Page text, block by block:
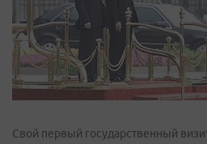
Свой первый государственный